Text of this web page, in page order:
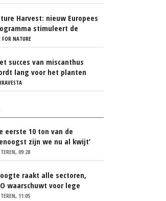
Harvest: nieuw Europees
stimuleert de
generatie boeren in
FOR NATURE
succes van miscanthus
lang voor het planten
eerste 10 ton van de
zijn we nu al kwijt’
09:28
raakt alle sectoren,
waarschuwt voor lege
11:05